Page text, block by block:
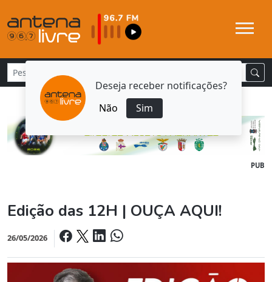
Deseja receber notificações?
Não
Sim
PUB
Edição das 12H | OUÇA AQUI!
26/05/2026